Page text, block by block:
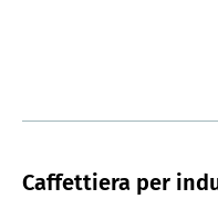
Caffettiera per